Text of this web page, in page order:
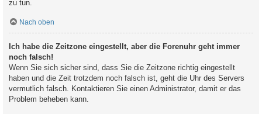
zu tun.
Nach oben
Ich habe die Zeitzone eingestellt, aber die Forenuhr geht immer
noch falsch!
Wenn Sie sich sicher sind, dass Sie die Zeitzone richtig eingestellt
haben und die Zeit trotzdem noch falsch ist, geht die Uhr des Servers
vermutlich falsch. Kontaktieren Sie einen Administrator, damit er das
Problem beheben kann.